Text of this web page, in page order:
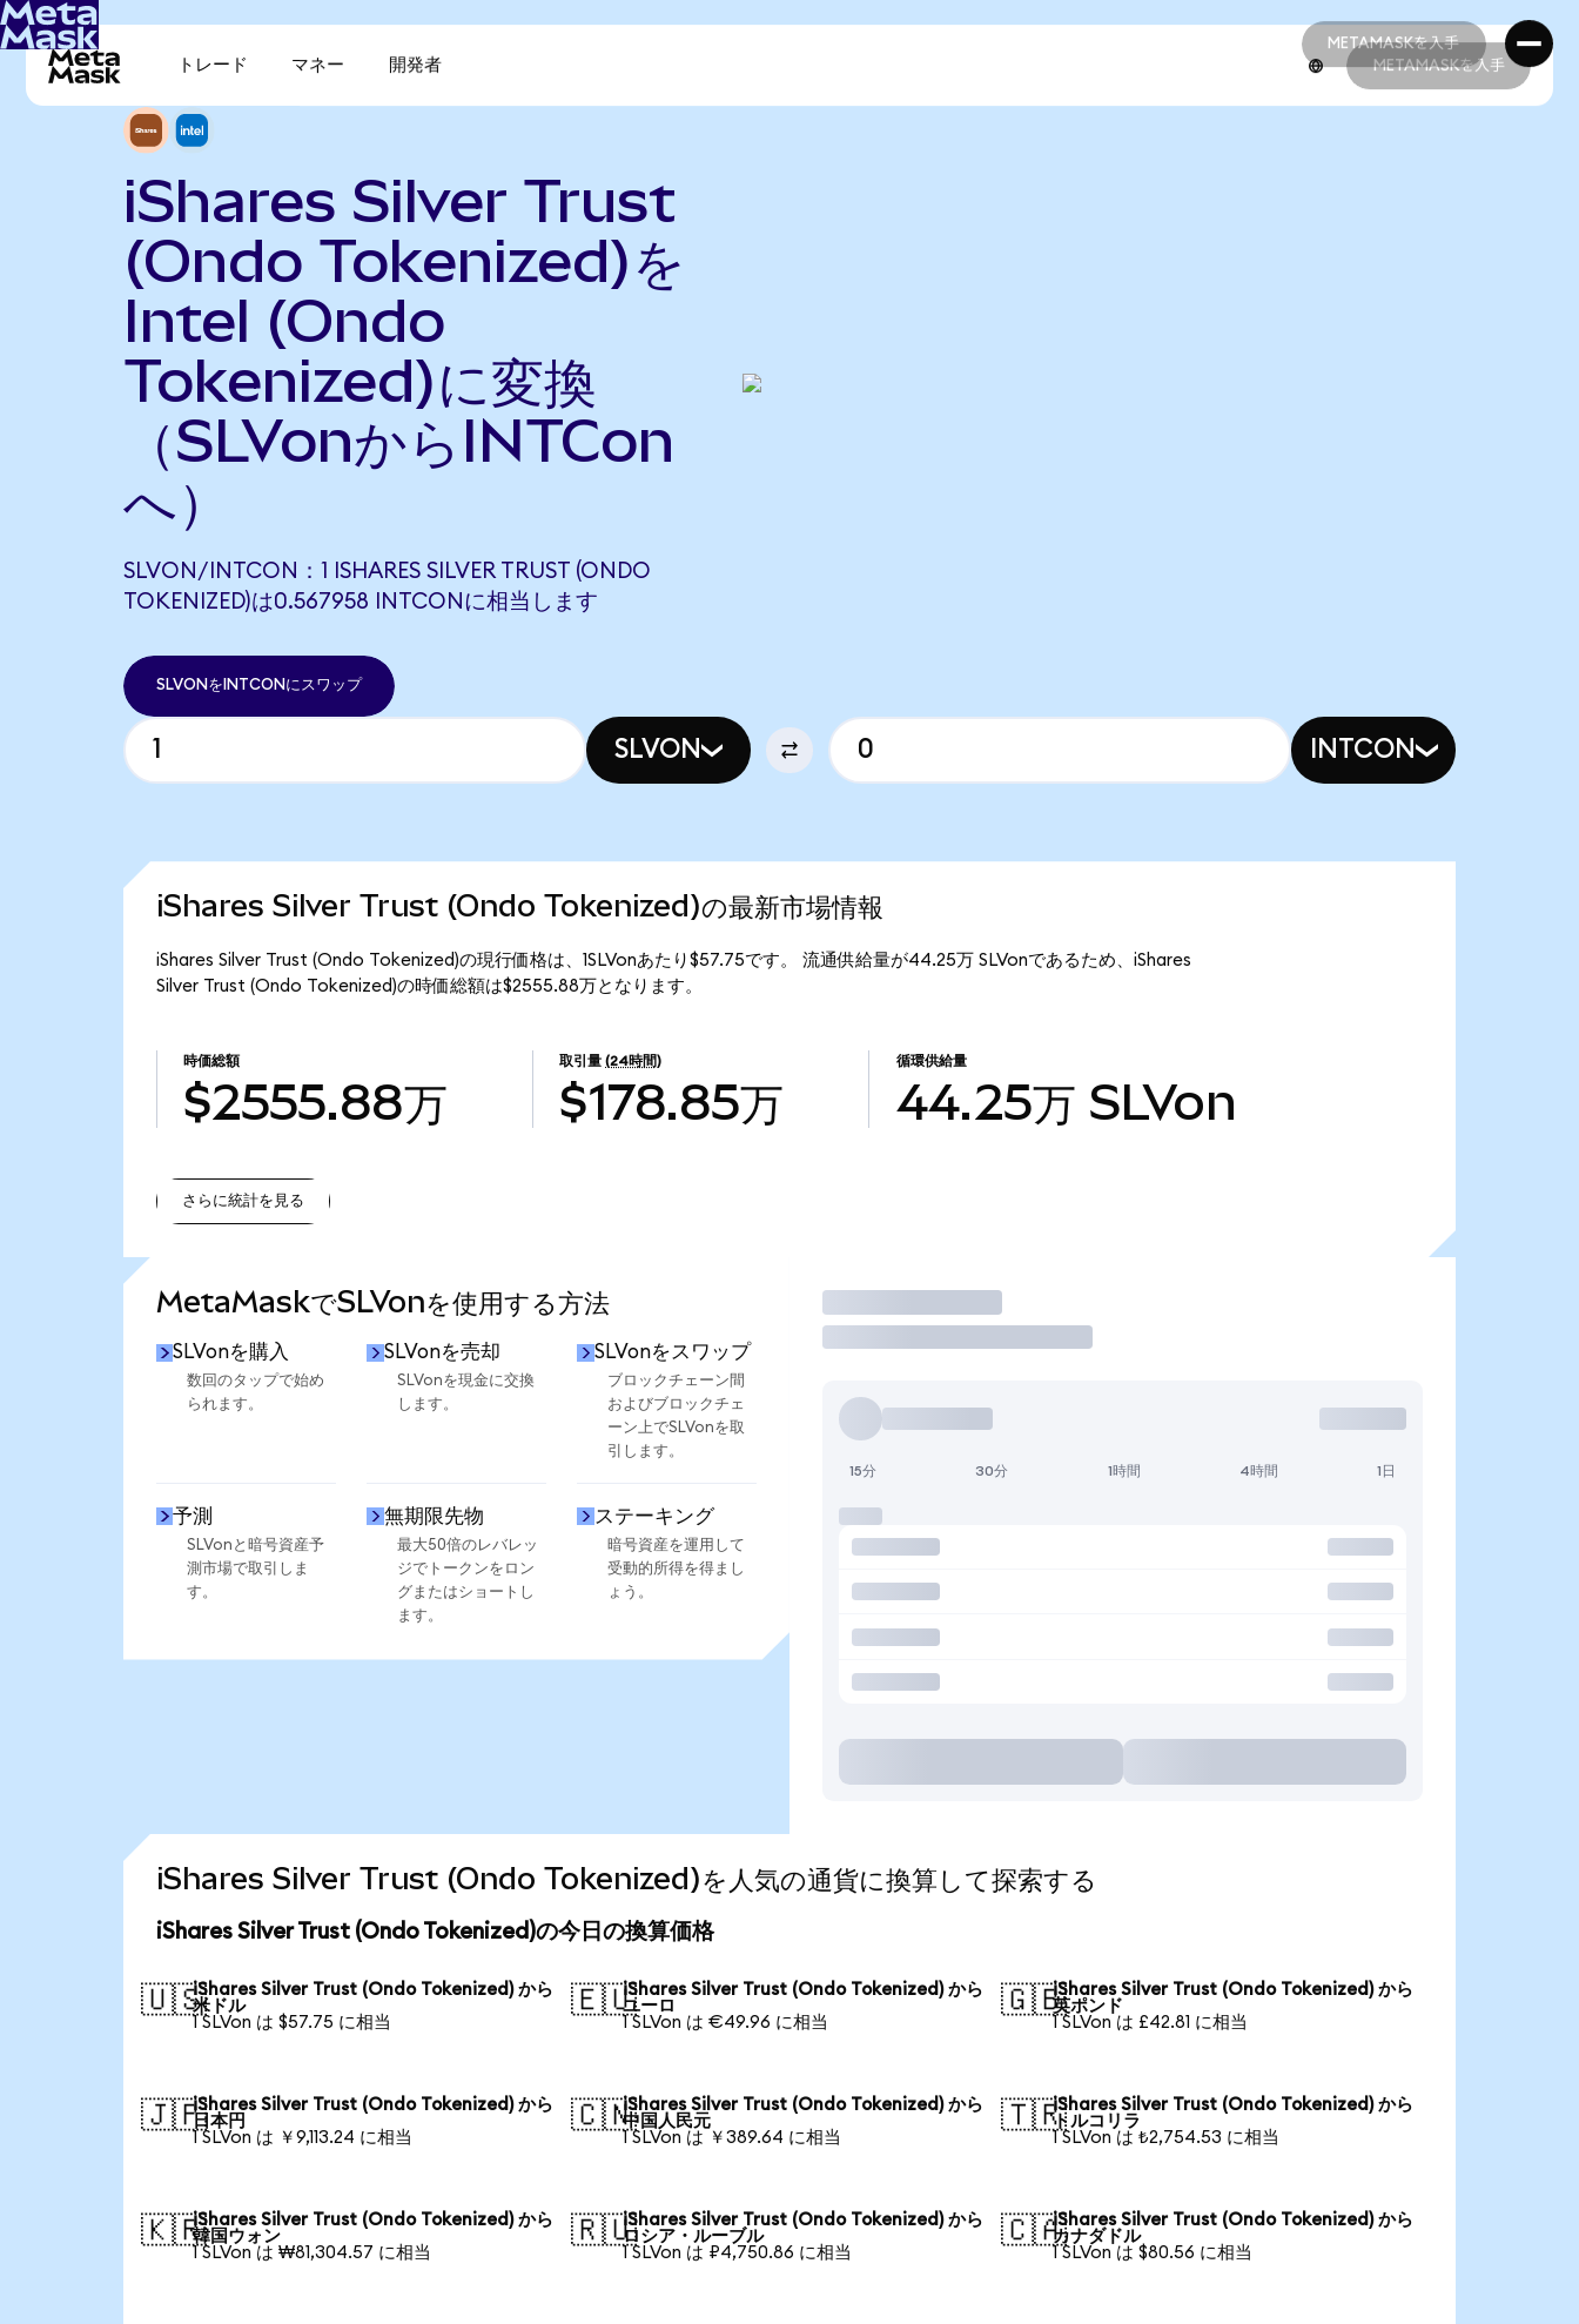
METAMASKを入手
METAMASKを入手
トレード マネー 開発者 METAMASKを入手
iShares Silver Trust
(Ondo Tokenized)を
Intel (Ondo
Tokenized)に変換
（SLVonからINTCon
へ）
SLVON/INTCON：1 ISHARES SILVER TRUST (ONDO
TOKENIZED)は0.567958 INTCONに相当します
SLVONをINTCONにスワップ
SLVON INTCON
iShares Silver Trust (Ondo Tokenized)の最新市場情報
iShares Silver Trust (Ondo Tokenized)の現行価格は、1SLVonあたり$57.75です。 流通供給量が44.25万 SLVonであるため、iShares
Silver Trust (Ondo Tokenized)の時価総額は$2555.88万となります。
時価総額
$2555.88万
取引量 (24時間)
$178.85万
循環供給量
44.25万 SLVon
さらに統計を見る
MetaMaskでSLVonを使用する方法
SLVonを購入
数回のタップで始め
られます。
SLVonを売却
SLVonを現金に交換
します。
SLVonをスワップ
ブロックチェーン間
およびブロックチェ
ーン上でSLVonを取
引します。
予測
SLVonと暗号資産予
測市場で取引しま
す。
無期限先物
最大50倍のレバレッ
ジでトークンをロン
グまたはショートし
ます。
ステーキング
暗号資産を運用して
受動的所得を得まし
ょう。
取引
15分 30分 1時間 4時間 1日
iShares Silver Trust (Ondo Tokenized)を人気の通貨に換算して探索する
iShares Silver Trust (Ondo Tokenized)の今日の換算価格
🇺🇸iShares Silver Trust (Ondo Tokenized) から
米ドル
1 SLVon は $57.75 に相当
🇪🇺iShares Silver Trust (Ondo Tokenized) から
ユーロ
1 SLVon は €49.96 に相当
🇬🇧iShares Silver Trust (Ondo Tokenized) から
英ポンド
1 SLVon は £42.81 に相当
🇯🇵iShares Silver Trust (Ondo Tokenized) から
日本円
1 SLVon は ￥9,113.24 に相当
🇨🇳iShares Silver Trust (Ondo Tokenized) から
中国人民元
1 SLVon は ￥389.64 に相当
🇹🇷iShares Silver Trust (Ondo Tokenized) から
トルコリラ
1 SLVon は ₺2,754.53 に相当
🇰🇷iShares Silver Trust (Ondo Tokenized) から
韓国ウォン
1 SLVon は ₩81,304.57 に相当
🇷🇺iShares Silver Trust (Ondo Tokenized) から
ロシア・ルーブル
1 SLVon は ₽4,750.86 に相当
🇨🇦iShares Silver Trust (Ondo Tokenized) から
カナダドル
1 SLVon は $80.56 に相当